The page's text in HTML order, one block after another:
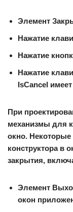
Элемент
Нажатие
Нажатие
Нажатие
IsCancel
При
механизмы для
окно.
конструктора в
закрытия,
Элемент
окон